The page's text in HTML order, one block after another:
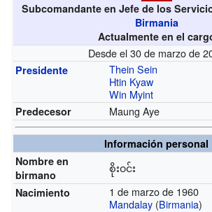
Subcomandante en Jefe de los
Birmania
Actualmente en el
Desde el 30 de marzo de
Presidente
Thein Sein
Htin Kyaw
Win Myint
Predecesor Maung Aye
Información personal
Nombre en
birmano
စိုး၀င်း
Nacimiento
1 de marzo de 1960
Mandalay (Birmania)